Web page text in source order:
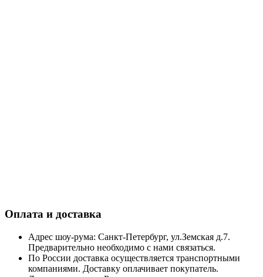
Оплата и доставка
Адрес шоу-рума: Санкт-Петербург, ул.Земская д.7.
Предварительно необходимо с нами связаться.
По России доставка осуществляется транспортными
компаниями. Доставку оплачивает покупатель.